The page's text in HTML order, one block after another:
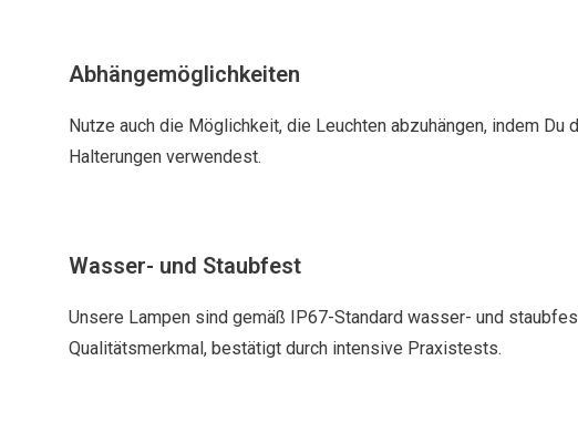
Abhängemöglichkeiten
Nutze auch die Möglichkeit, die Leuchten abzuhängen, indem Du
Halterungen verwendest.
Wasser- und Staubfest
Unsere Lampen sind gemäß IP67-Standard wasser- und
Qualitätsmerkmal, bestätigt durch intensive Praxistests.